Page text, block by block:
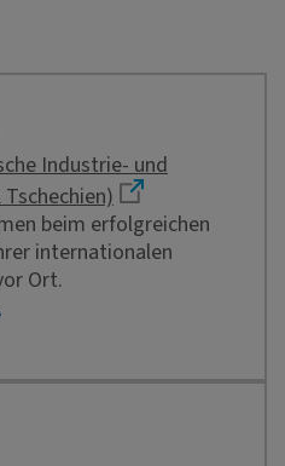
Industrie- und
beim erfolgreichen
internationalen
Ort.